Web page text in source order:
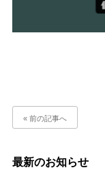
« 前の記事へ
最新のお知らせ